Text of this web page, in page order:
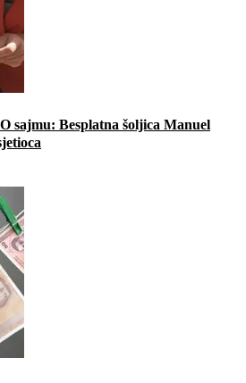
sajmu: Besplatna šoljica Manuel